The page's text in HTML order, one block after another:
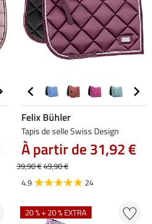
Felix Bühler
Tapis de selle Swiss Design
À partir de 31,92 €
39,90 €49,90 €
4.9
24
20 % + 20 % EXTRA